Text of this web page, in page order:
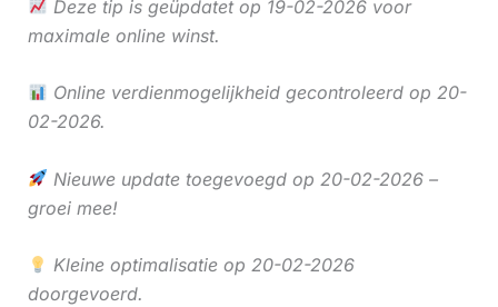
Deze tip is geüpdatet op 19-02-2026 voor
maximale online winst.
Online verdienmogelijkheid gecontroleerd op 20-
02-2026.
Nieuwe update toegevoegd op 20-02-2026 –
groei mee!
Kleine optimalisatie op 20-02-2026
doorgevoerd.